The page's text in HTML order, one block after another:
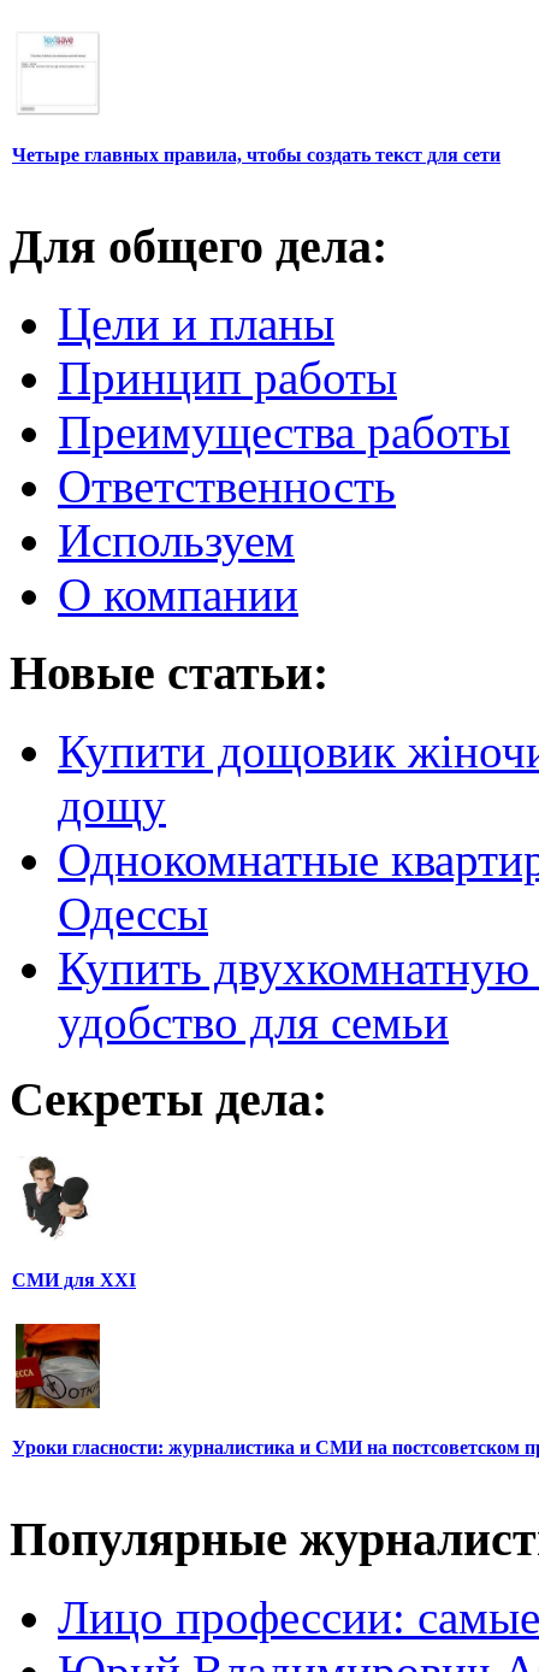
Четыре главных правила, чтобы создать текст для сети
Для общего дела:
Цели и планы
Принцип работы
Преимущества работы
Ответственность
Используем
О компании
Новые статьи:
Купити дощовик
дощу
Однокомнатные
Одессы
Купить
удобство для семьи
Секреты дела:
СМИ для XXI
Уроки гласности: журналистика и СМИ на постсоветском
Популярные
Лицо профессии: